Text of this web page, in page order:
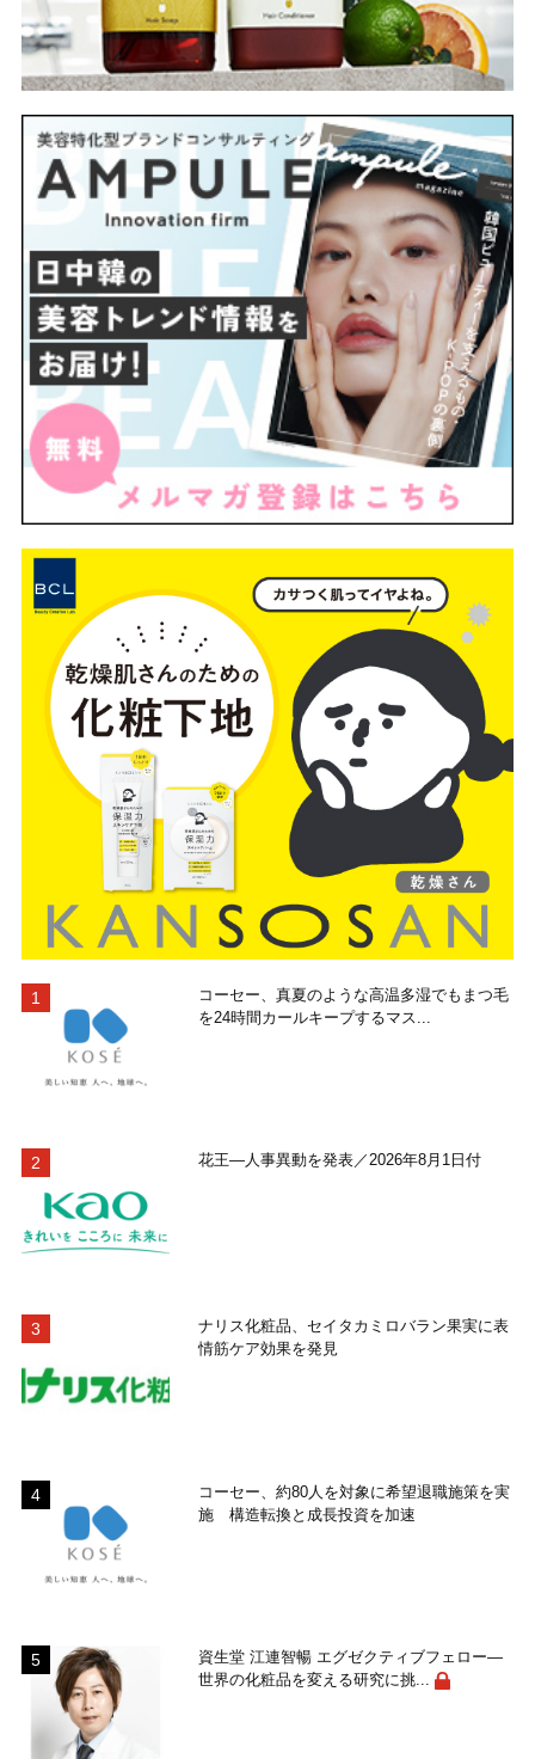
コーセー、真夏のような高温多湿でもまつ毛
を24時間カールキープするマス...
花王―人事異動を発表／2026年8月1日付
ナリス化粧品、セイタカミロバラン果実に表
情筋ケア効果を発見
コーセー、約80人を対象に希望退職施策を実
施 構造転換と成長投資を加速
資生堂 江連智暢 エグゼクティブフェロー―
世界の化粧品を変える研究に挑...